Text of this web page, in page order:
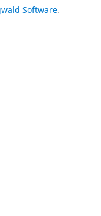
Software.